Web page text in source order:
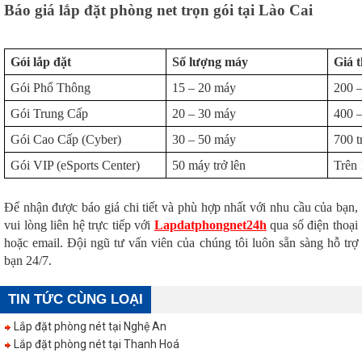
Báo giá lắp đặt phòng net trọn gói tại Lào Cai
Gói lắp đặt Số lượng máy
Giá
Gói Phổ Thông
15 – 20 máy
200
Gói Trung Cấp
20 – 30 máy
400
Gói Cao Cấp (Cyber)
30 – 50 máy
700
Gói VIP (eSports Center)
50 máy trở lên Trên
Để nhận được báo giá chi tiết và phù hợp nhất với nhu cầu của bạn,
vui lòng liên hệ trực tiếp với Lapdatphongnet24h qua số điện thoại
hoặc email. Đội ngũ tư vấn viên của chúng tôi luôn sẵn sàng hỗ trợ
bạn 24/7.
TIN TỨC CÙNG LOẠI
Lắp đặt phòng nét tại Nghệ An
Lắp đặt phòng nét tại Thanh Hoá